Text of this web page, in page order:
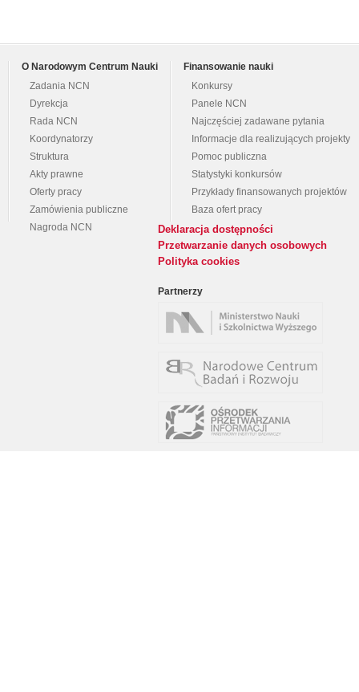
O Narodowym Centrum Nauki
Zadania NCN
Dyrekcja
Rada NCN
Koordynatorzy
Struktura
Akty prawne
Oferty pracy
Zamówienia publiczne
Nagroda NCN
Finansowanie nauki
Konkursy
Panele NCN
Najczęściej zadawane pytania
Informacje dla realizujących projekty
Pomoc publiczna
Statystyki konkursów
Przykłady finansowanych projektów
Baza ofert pracy
Deklaracja dostępności
Przetwarzanie danych osobowych
Polityka cookies
Partnerzy